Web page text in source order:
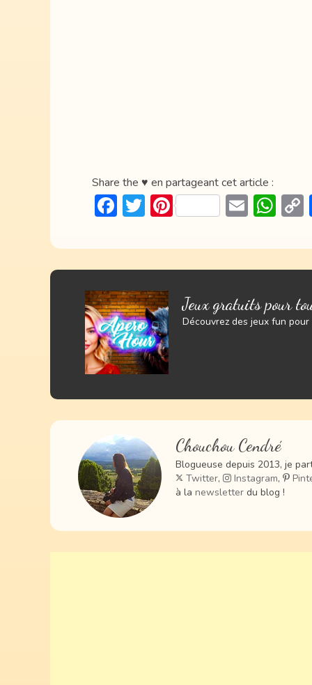
Share the ♥ en partageant cet article :
F
e
b
o
ok
T
itt
er
Pi
er
e
st
E
ai
l
W
at
s
A
p
Jeux gratuits pour
Découvrez des jeux fun
Chouchou Cendré
Blogueuse depuis 2013, je
Twitter, Instagram,
à la newsletter du blog !